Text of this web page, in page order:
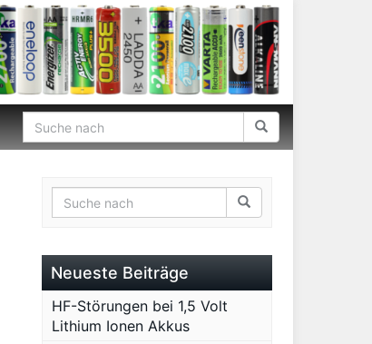
Neueste Beiträge
HF-Störungen bei 1,5 Volt
Lithium Ionen Akkus